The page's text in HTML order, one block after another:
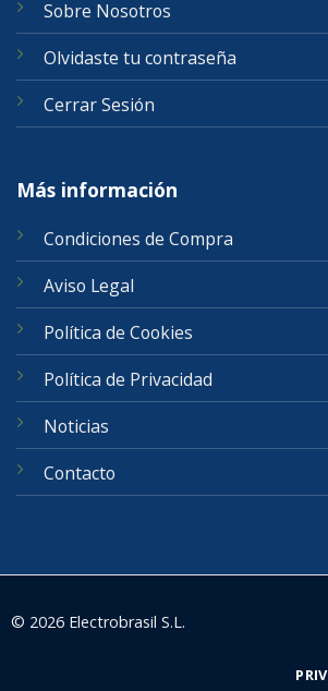
Sobre Nosotros
Olvidaste tu contraseña
Cerrar Sesión
Más información
Condiciones de Compra
Aviso Legal
Política de Cookies
Política de Privacidad
Noticias
Contacto
© 2026 Electrobrasil S.L.